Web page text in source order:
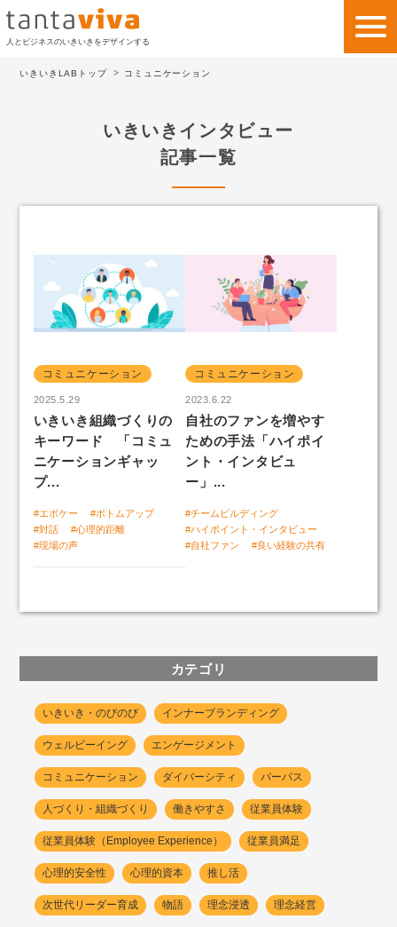
人とビジネスのいきいきをデザインする
私たちの考え方
私たちのビジネス
いきいきLAB
お問い合わせ
「自社ファン度」組織サーベイ
いきいきLABトップ
人と組織のいきいき好循環
いきいきLABトップ コミュニケーション
いきいきインタビュー
記事一覧
コミュニケーション
2025.5.29
いきいき組織づくりの
キーワード 「コミュ
ニケーションギャッ
プ...
#エポケー
#ボトムアップ
#対話
#心理的距離
#現場の声
コミュニケーション
2023.6.22
自社のファンを増やす
ための手法「ハイポイ
ント・インタビュ
ー」...
#チームビルディング
#ハイポイント・インタビュー
#自社ファン
#良い経験の共有
カテゴリ
いきいき・のびのび インナーブランディング
ウェルビーイング エンゲージメント
コミュニケーション ダイバーシティ パーパス
人づくり・組織づくり 働きやすさ 従業員体験
従業員体験（Employee Experience） 従業員満足
心理的安全性 心理的資本 推し活
次世代リーダー育成 物語 理念浸透 理念経営